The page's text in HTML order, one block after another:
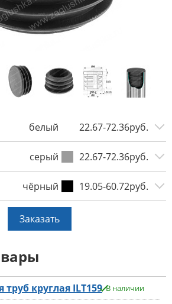
белый 22.67-72.36руб.
серый 22.67-72.36руб.
чёрный 19.05-60.72руб.
Заказать
круглая ILT159 В наличии